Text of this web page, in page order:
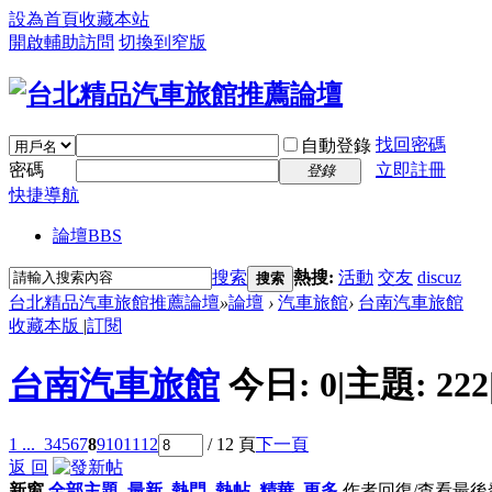
設為首頁收藏本站
開啟輔助訪問 切換到窄版
自動登錄 找回密碼
密碼
登錄
立即註冊
快捷導航
論壇BBS
搜索 搜索 熱搜: 活動 交友 discuz
台北精品汽車旅館推薦論壇»論壇 › 汽車旅館› 台南汽車旅館
收藏本版 |訂閱
台南汽車旅館 今日: 0|主題: 222
1 ... 34567891011 12 / 12 頁下一頁
返 回